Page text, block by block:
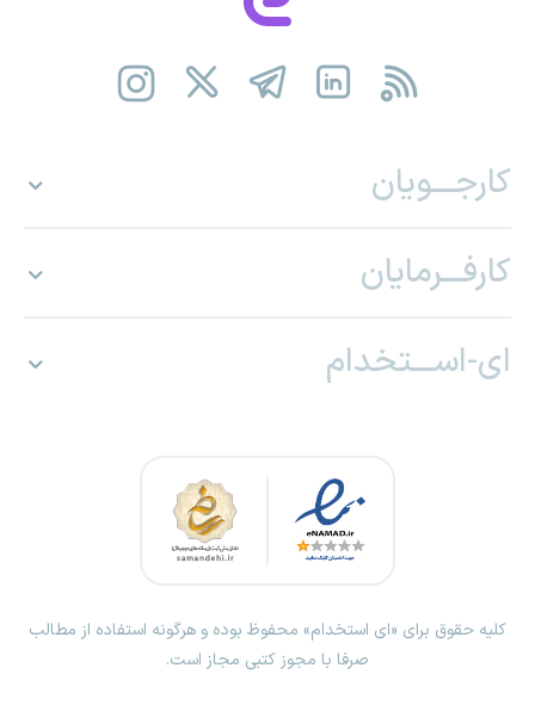
کارجـــویان
کارفـــرمایان
ای-اســـتخدام
کلیه حقوق برای «ای استخدام» محفوظ بوده و هرگونه استفاده از مطالب
صرفا با مجوز کتبی مجاز است.